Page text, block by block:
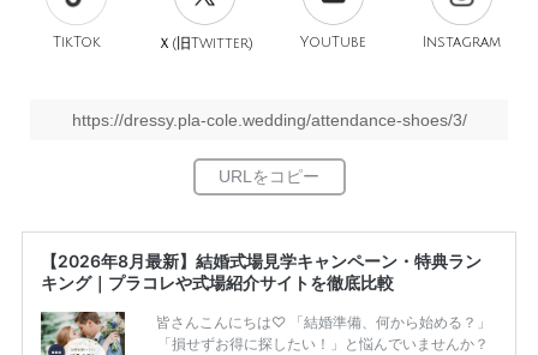
TikTok Ｘ(旧Twitter) YouTube Instagram
https://dressy.pla-cole.wedding/attendance-shoes/3/
【2026年8月最新】結婚式場見学キャンペーン・特典ラン
キング｜プラコレや式場紹介サイトを徹底比較
皆さんこんにちは♡ 「結婚準備、何から始める？」
「損せずお得に探したい！」と悩んでいませんか？